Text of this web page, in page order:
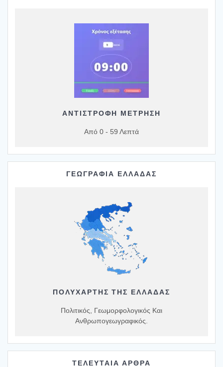
ΑΝΤΙΣΤΡΟΦΗ ΜΕΤΡΗΣΗ
Από 0 - 59 Λεπτά
ΓΕΩΓΡΑΦΙΑ ΕΛΛΑΔΑΣ
ΠΟΛΥΧΆΡΤΗΣ ΤΗΣ ΕΛΛΆΔΑΣ
Πολιτικός, Γεωμορφολογικός Και
Ανθρωπογεωγραφικός.
ΤΕΛΕΥΤΑΙΑ ΑΡΘΡΑ